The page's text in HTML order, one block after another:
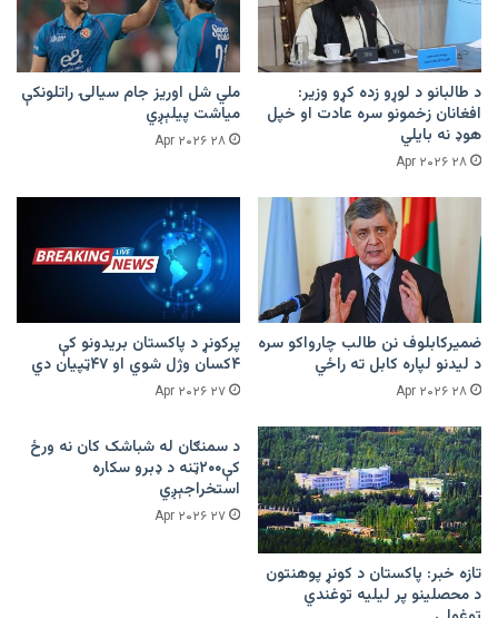
د طالبانو د لوړو زده کړو وزیر:
افغانان زخمونو سره عادت او خپل
هوډ نه بایلي
۲۸ Apr ۲۰۲۶
ملي شل اوریز جام سیالۍ راتلونکې
میاشت پیلېږي
۲۸ Apr ۲۰۲۶
ضمیرکابلوف نن طالب چارواکو سره
د لیدنو لپاره کابل ته راځي
۲۸ Apr ۲۰۲۶
پرکونړ د پاکستان بریدونو کې
۴کسان وژل شوي او ۴۷ټپیان دي
۲۷ Apr ۲۰۲۶
تازه خبر: پاکستان د کونړ پوهنتون
د محصلینو پر لیلیه توغندي
د سمنګان له شباشک کان نه ورځ
کې۲۰۰ټنه د ډبرو سکاره
استخراجېږي
۲۷ Apr ۲۰۲۶